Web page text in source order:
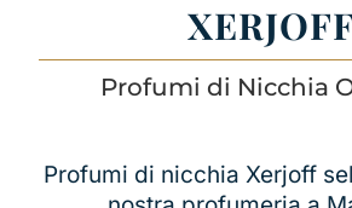
XERJOFF
Profumi di Nicchia
Profumi di nicchia Xerjoff